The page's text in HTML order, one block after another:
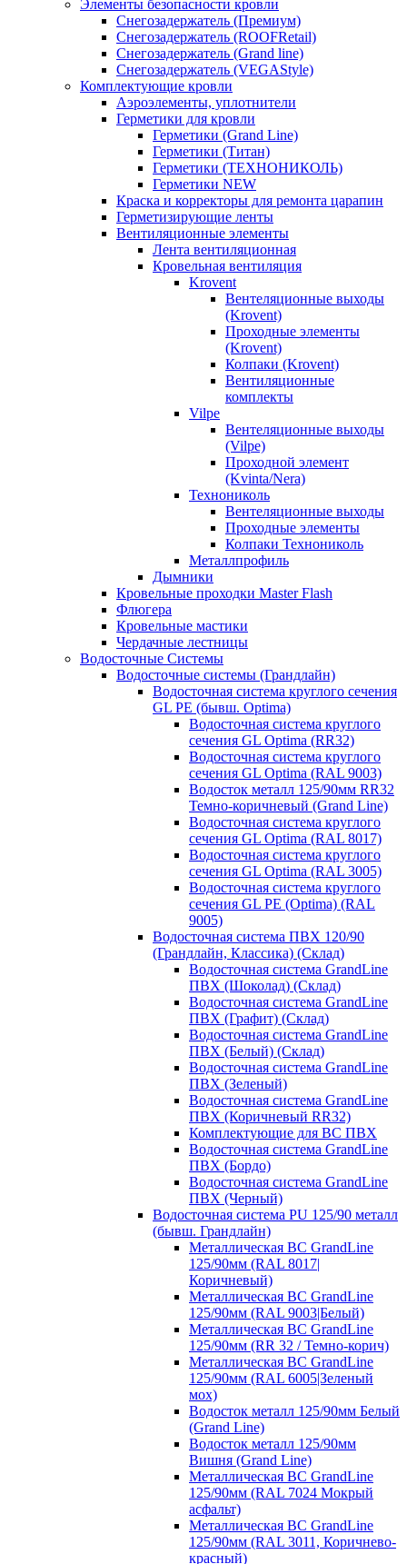
Элементы безопасности кровли
Снегозадержатель (Премиум)
Снегозадержатель (ROOFRetail)
Снегозадержатель (Grand line)
Снегозадержатель (VEGAStyle)
Комплектующие кровли
Аэроэлементы, уплотнители
Герметики для кровли
Герметики (Grand Line)
Герметики (Титан)
Герметики (ТЕХНОНИКОЛЬ)
Герметики NEW
Краска и корректоры для ремонта царапин
Герметизирующие ленты
Вентиляционные элементы
Лента вентиляционная
Кровельная вентиляция
Krovent
Вентеляционные выходы
(Krovent)
Проходные элементы
(Krovent)
Колпаки (Krovent)
Вентиляционные
комплекты
Vilpe
Вентеляционные выходы
(Vilpe)
Проходной элемент
(Kvinta/Nera)
Технониколь
Вентеляционные выходы
Проходные элементы
Колпаки Технониколь
Металлпрофиль
Дымники
Кровельные проходки Master Flash
Флюгера
Кровельные мастики
Чердачные лестницы
Водосточные Системы
Водосточные системы (Грандлайн)
Водосточная система круглого сечения
GL PE (бывш. Optima)
Водосточная система круглого
сечения GL Optima (RR32)
Водосточная система круглого
сечения GL Optima (RAL 9003)
Водосток металл 125/90мм RR32
Темно-коричневый (Grand Line)
Водосточная система круглого
сечения GL Optima (RAL 8017)
Водосточная система круглого
сечения GL Optima (RAL 3005)
Водосточная система круглого
сечения GL PE (Optima) (RAL
9005)
Водосточная система ПВХ 120/90
(Грандлайн, Классика) (Склад)
Водосточная система GrandLine
ПВХ (Шоколад) (Склад)
Водосточная система GrandLine
ПВХ (Графит) (Склад)
Водосточная система GrandLine
ПВХ (Белый) (Склад)
Водосточная система GrandLine
ПВХ (Зеленый)
Водосточная система GrandLine
ПВХ (Коричневый RR32)
Комплектующие для ВС ПВХ
Водосточная система GrandLine
ПВХ (Бордо)
Водосточная система GrandLine
ПВХ (Черный)
Водосточная система PU 125/90 металл
(бывш. Грандлайн)
Металлическая ВС GrandLine
125/90мм (RAL 8017|
Коричневый)
Металлическая ВС GrandLine
125/90мм (RAL 9003|Белый)
Металлическая ВС GrandLine
125/90мм (RR 32 / Темно-корич)
Металлическая ВС GrandLine
125/90мм (RAL 6005|Зеленый
мох)
Водосток металл 125/90мм Белый
(Grand Line)
Водосток металл 125/90мм
Вишня (Grand Line)
Металлическая ВС GrandLine
125/90мм (RAL 7024 Мокрый
асфальт)
Металлическая ВС GrandLine
125/90мм (RAL 3011, Коричнево-
красный)